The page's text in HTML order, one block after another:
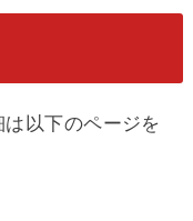
以下のページを